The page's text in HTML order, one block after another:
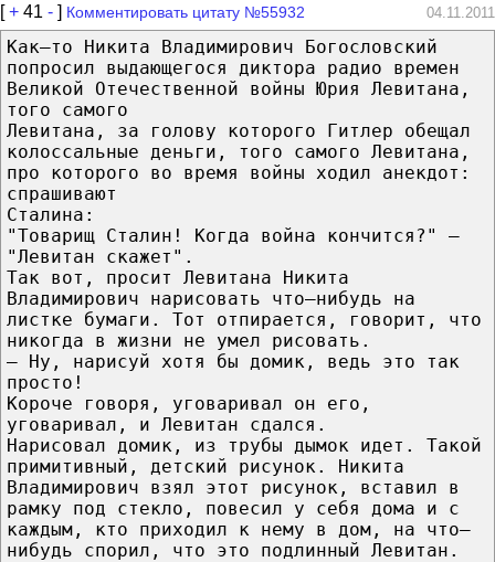
[+ 41 - ] Комментировать цитату №55932 04.11.2011
Как–то Никита Владимирович Богословский
попросил выдающегося диктора радио времен
Великой Отечественной войны Юрия Левитана,
того самого
Левитана, за голову которого Гитлер обещал
колоссальные деньги, того самого Левитана,
про которого во время войны ходил анекдот:
спрашивают
Сталина:
"Товарищ Сталин! Когда война кончится?" —
"Левитан скажет".
Так вот, просит Левитана Никита
Владимирович нарисовать что–нибудь на
листке бумаги. Тот отпирается, говорит, что
никогда в жизни не умел рисовать.
— Ну, нарисуй хотя бы домик, ведь это так
просто!
Короче говоря, уговаривал он его,
уговаривал, и Левитан сдался.
Нарисовал домик, из трубы дымок идет. Такой
примитивный, детский рисунок. Никита
Владимирович взял этот рисунок, вставил в
рамку под стекло, повесил у себя дома и с
каждым, кто приходил к нему в дом, на что–
нибудь спорил, что это подлинный Левитан.